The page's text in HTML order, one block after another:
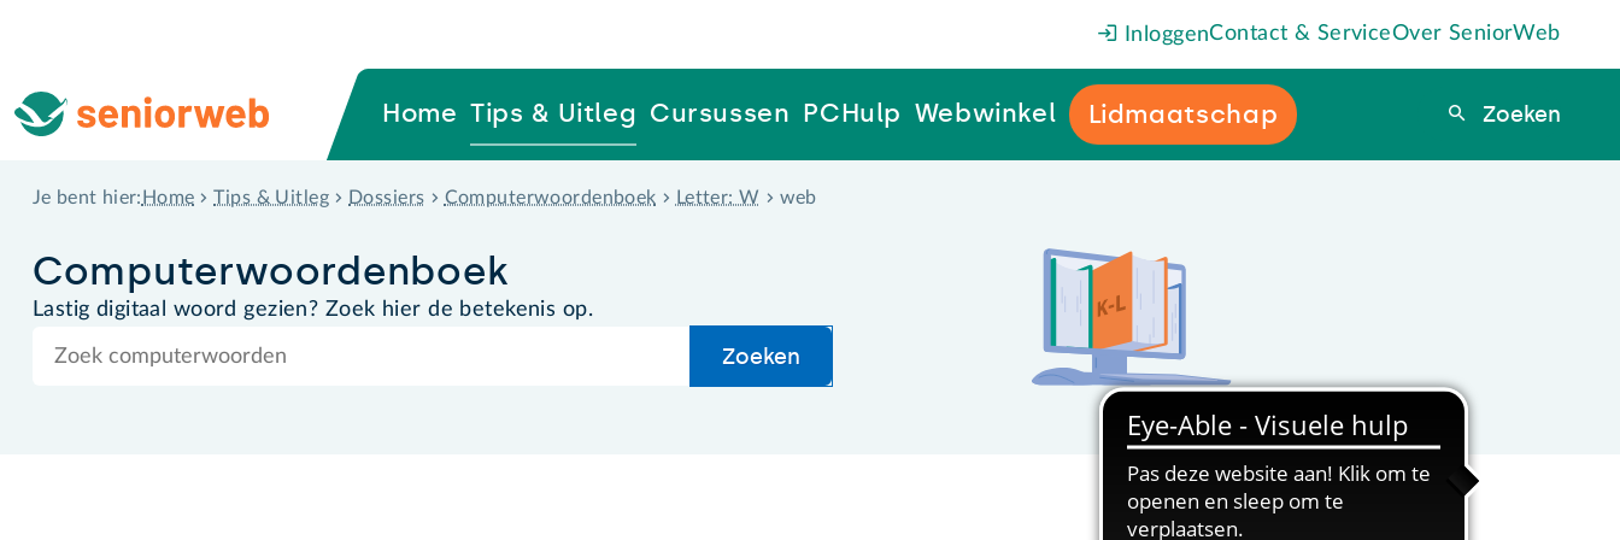
InloggenContact & ServiceOver SeniorWeb
Home Tips & Uitleg Cursussen PCHulp Webwinkel Lidmaatschap Zoeken
Zoeken
Je bent hier: Home Tips & Uitleg Dossiers Computerwoordenboek Letter: W web
Computer­woordenboek
Lastig digitaal woord gezien? Zoek hier de betekenis op.
Zoeken